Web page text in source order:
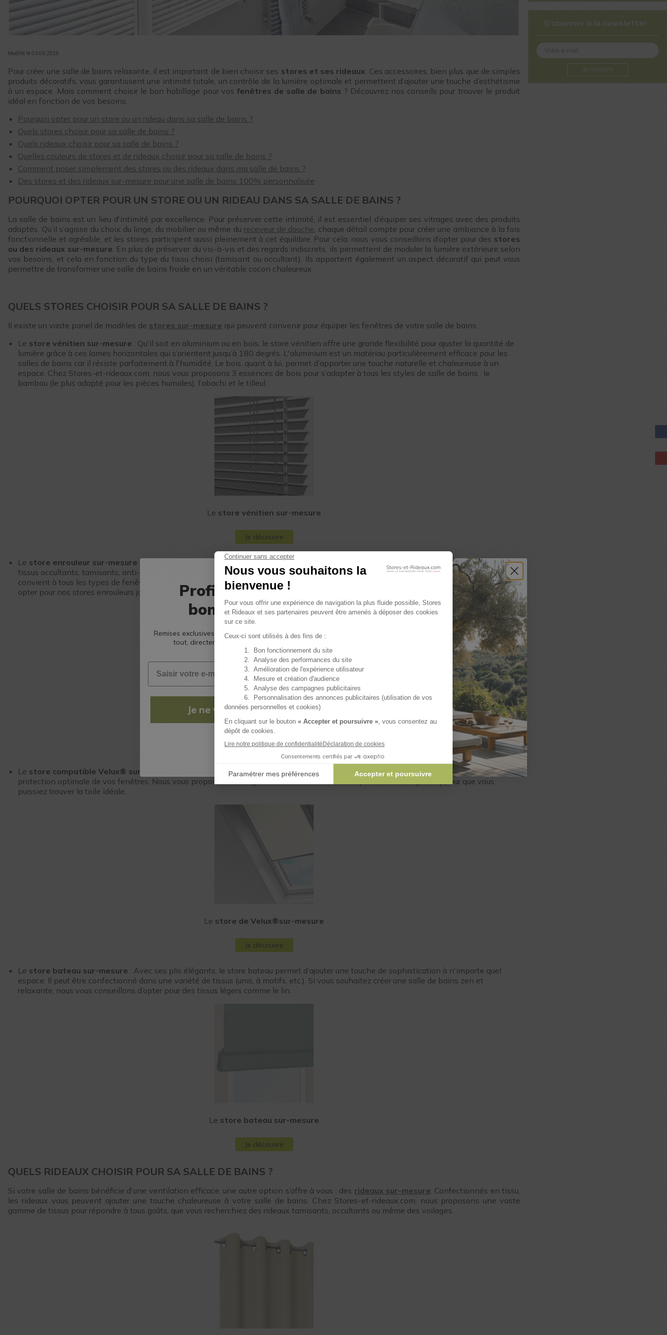
Modifié le 03.06.2025
Pour créer une salle de bains relaxante, il est important de bien choisir ses stores et ses rideaux. Ces accessoires, bien plus que de simples
produits décoratifs, vous garantissent une intimité totale, un contrôle de la lumière optimale et permettent d’ajouter une touche d’esthétisme
à un espace. Mais comment choisir le bon habillage pour vos fenêtres de salle de bains ? Découvrez nos conseils pour trouver le produit
idéal en fonction de vos besoins.
Pourquoi opter pour un store ou un rideau dans sa salle de bains ?
Quels stores choisir pour sa salle de bains ?
Quels rideaux choisir pour sa salle de bains ?
Quelles couleurs de stores et de rideaux choisir pour sa salle de bains ?
Comment poser simplement des stores ou des rideaux dans ma salle de bains ?
Des stores et des rideaux sur-mesure pour une salle de bains 100% personnalisée
POURQUOI OPTER POUR UN STORE OU UN RIDEAU DANS SA SALLE DE BAINS ?
La salle de bains est un lieu d'intimité par excellence. Pour préserver cette intimité, il est essentiel d’équiper ses vitrages avec des produits
adaptés. Qu’il s’agisse du choix du linge, du mobilier ou même du receveur de douche, chaque détail compte pour créer une ambiance à la fois
fonctionnelle et agréable, et les stores participent aussi pleinement à cet équilibre. Pour cela, nous vous conseillons d’opter pour des stores
ou des rideaux sur-mesure. En plus de préserver du vis-à-vis et des regards indiscrets, ils permettent de moduler la lumière extérieure selon
vos besoins, et cela en fonction du type du tissu choisi (tamisant ou occultant). Ils apportent également un aspect décoratif qui peut vous
permettre de transformer une salle de bains froide en un véritable cocon chaleureux.
QUELS STORES CHOISIR POUR SA SALLE DE BAINS ?
Il existe un vaste panel de modèles de stores sur-mesure qui peuvent convenir pour équiper les fenêtres de votre salle de bains :
Le store vénitien sur-mesure : Qu'il soit en aluminium ou en bois, le store vénitien offre une grande flexibilité pour ajuster la quantité de
lumière grâce à ces lames horizontales qui s’orientent jusqu’à 180 degrés. L'aluminium est un matériau particulièrement efficace pour les
salles de bains car il résiste parfaitement à l'humidité. Le bois, quant à lui, permet d’apporter une touche naturelle et chaleureuse à un
espace. Chez Stores-et-rideaux.com, nous vous proposons 3 essences de bois pour s’adapter à tous les styles de salle de bains : le
bambou (le plus adapté pour les pièces humides), l’abachi et le tilleul.
Le store vénitien sur-mesure
Je découvre
Le store enrouleur sur-mesure : Simple et moderne, il s'adapte à tous les types de décoration. Nous mettons à votre disposition des
tissus occultants, tamisants, anti-chaleur ou screen, qui vous permettront d’obtenir le degré d'intimité que vous souhaitez. Ce produit
convient à tous les types de fenêtres (petites, standards, ou grandes). Pour un contrôle encore plus précis de la luminosité, vous pouvez
opter pour nos stores enrouleurs jour-nuit.
Lestore enrouleur sur-mesure
Je découvre
Le store compatible Velux® sur-mesure
: Spécialement conçu pour les fenêtres de toit en pente, le store pour Velux® assurera une
protection optimale de vos fenêtres. Nous vous proposons un large choix de coloris modernes (blanc, bleu, rouge, etc.) pour que vous
puissiez trouver la toile idéale.
Le store de Velux®sur-mesure
Je découvre
Le store bateau sur-mesure : Avec ses plis élégants, le store bateau permet d’ajouter une touche de sophistication à n'importe quel
espace. Il peut être confectionné dans une variété de tissus (unis, à motifs, etc.). Si vous souhaitez créer une salle de bains zen et
relaxante, nous vous conseillons d’opter pour des tissus légers comme le lin.
Le store bateau sur-mesure
Je découvre
QUELS RIDEAUX CHOISIR POUR SA SALLE DE BAINS ?
Si votre salle de bains bénéficie d'une ventilation efficace, une autre option s’offre à vous : des rideaux sur-mesure. Confectionnés en tissu,
les rideaux vous peuvent ajouter une touche chaleureuse à votre salle de bains. Chez Stores-et-rideaux.com, nous proposons une vaste
gamme de tissus pour répondre à tous goûts, que vous recherchiez des rideaux tamisants, occultants ou même des voilages.
S'abonner à la newsletter
Je m'inscris
Profitez de nos
bons plans !
Remises exclusives, bons plans et conseils : recevez
tout, directement dans votre boîte mail.
Email
Je ne veux rien rater !
Non, merci